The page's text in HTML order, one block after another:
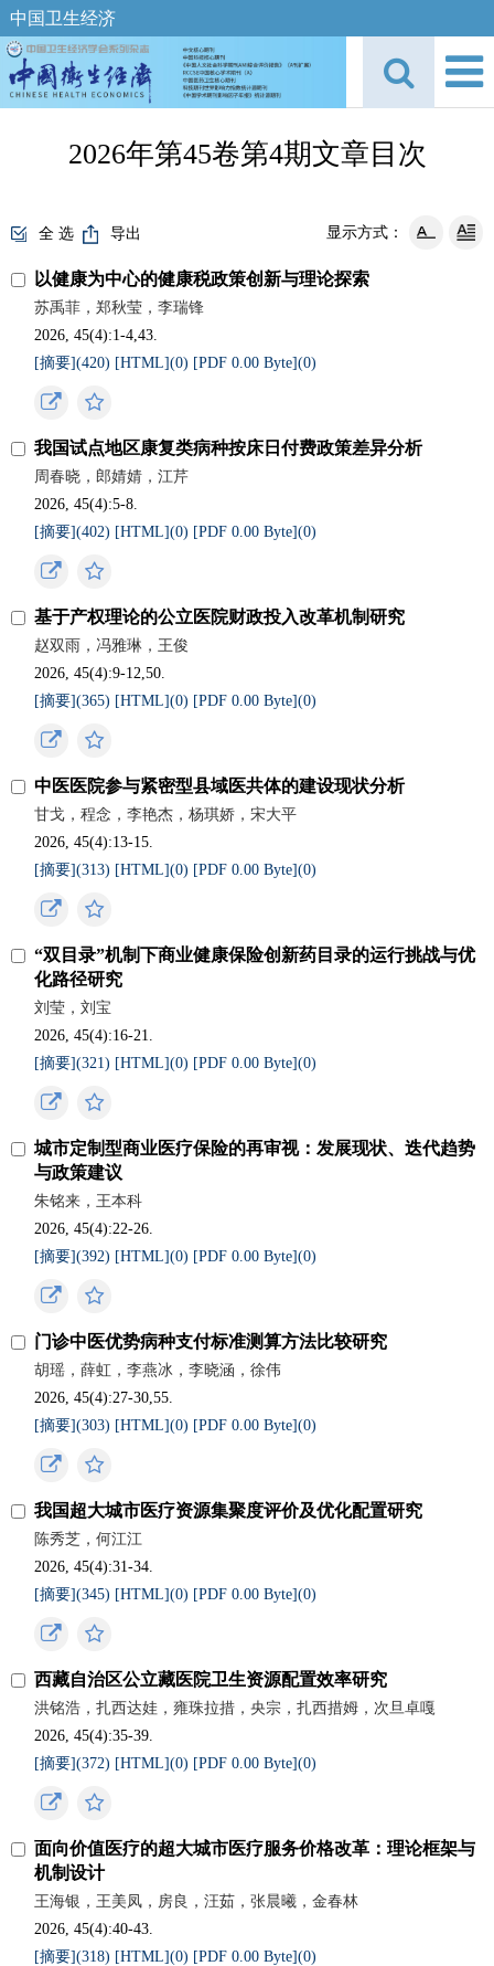
中国卫生经济
2026年第45卷第4期文章目次
全 选 导出 显示方式：
以健康为中心的健康税政策创新与理论探索
苏禹菲，郑秋莹，李瑞锋
2026, 45(4):1-4,43.
[摘要](420) [HTML](0) [PDF 0.00 Byte](0)
我国试点地区康复类病种按床日付费政策差异分析
周春晓，郎婧婧，江芹
2026, 45(4):5-8.
[摘要](402) [HTML](0) [PDF 0.00 Byte](0)
基于产权理论的公立医院财政投入改革机制研究
赵双雨，冯雅琳，王俊
2026, 45(4):9-12,50.
[摘要](365) [HTML](0) [PDF 0.00 Byte](0)
中医医院参与紧密型县域医共体的建设现状分析
甘戈，程念，李艳杰，杨琪娇，宋大平
2026, 45(4):13-15.
[摘要](313) [HTML](0) [PDF 0.00 Byte](0)
“双目录”机制下商业健康保险创新药目录的运行挑战与优
化路径研究
刘莹，刘宝
2026, 45(4):16-21.
[摘要](321) [HTML](0) [PDF 0.00 Byte](0)
城市定制型商业医疗保险的再审视：发展现状、迭代趋势
与政策建议
朱铭来，王本科
2026, 45(4):22-26.
[摘要](392) [HTML](0) [PDF 0.00 Byte](0)
门诊中医优势病种支付标准测算方法比较研究
胡瑶，薛虹，李燕冰，李晓涵，徐伟
2026, 45(4):27-30,55.
[摘要](303) [HTML](0) [PDF 0.00 Byte](0)
我国超大城市医疗资源集聚度评价及优化配置研究
陈秀芝，何江江
2026, 45(4):31-34.
[摘要](345) [HTML](0) [PDF 0.00 Byte](0)
西藏自治区公立藏医院卫生资源配置效率研究
洪铭浩，扎西达娃，雍珠拉措，央宗，扎西措姆，次旦卓嘎
2026, 45(4):35-39.
[摘要](372) [HTML](0) [PDF 0.00 Byte](0)
面向价值医疗的超大城市医疗服务价格改革：理论框架与
机制设计
王海银，王美凤，房良，汪茹，张晨曦，金春林
2026, 45(4):40-43.
[摘要](318) [HTML](0) [PDF 0.00 Byte](0)